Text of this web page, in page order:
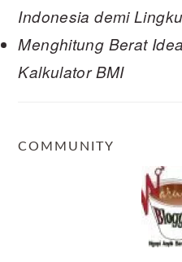
Indonesia demi
Menghitung Berat
Kalkulator BMI
COMMUNITY